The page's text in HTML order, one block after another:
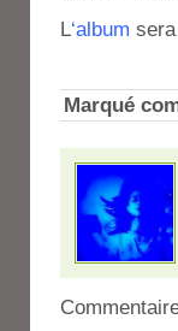
L‘album
Marqué